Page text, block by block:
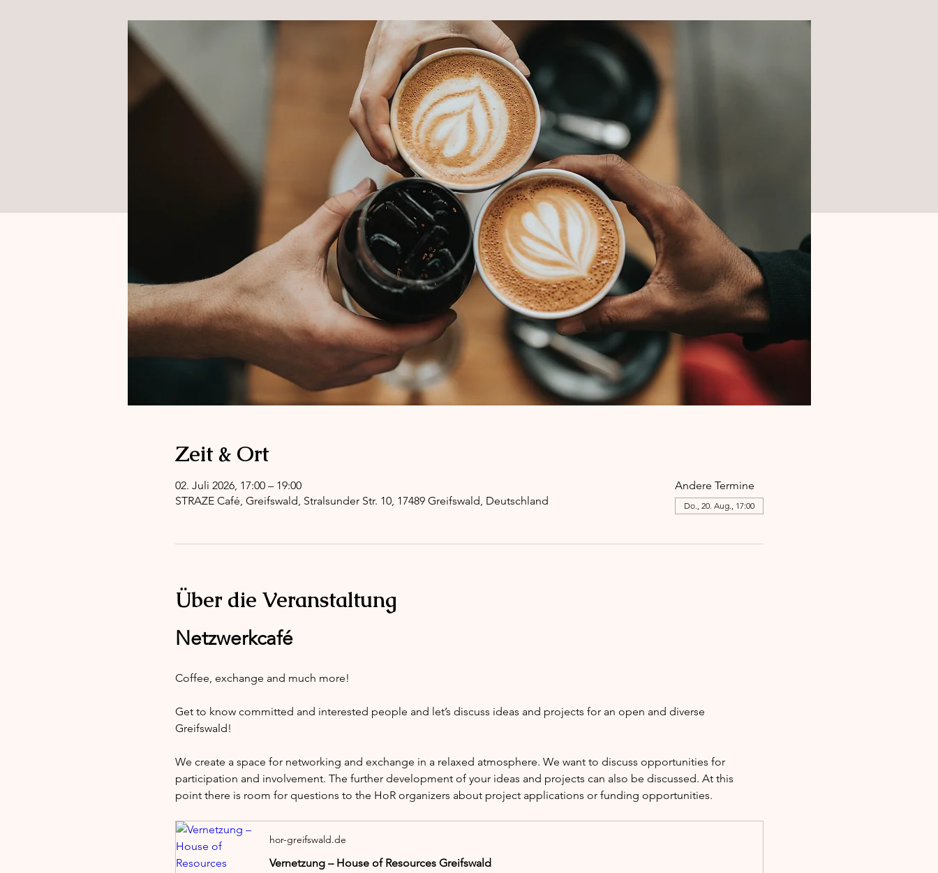
Zeit & Ort
02. Juli 2026, 17:00 – 19:00
STRAZE Café, Greifswald, Stralsunder Str. 10, 17489 Greifswald, Deutschland
Andere Termine
Do., 20. Aug., 17:00
Über die Veranstaltung
Netzwerkcafé
Coffee, exchange and much more!
Get to know committed and interested people and let’s discuss ideas and projects for an open and diverse
Greifswald!
We create a space for networking and exchange in a relaxed atmosphere. We want to discuss opportunities for
participation and involvement. The further development of your ideas and projects can also be discussed. At this
point there is room for questions to the HoR organizers about project applications or funding opportunities.
hor-greifswald.de
Vernetzung – House of Resources Greifswald